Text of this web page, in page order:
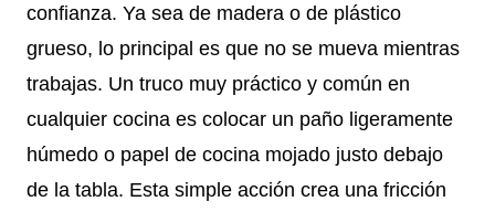
confianza. Ya sea de madera o de plástico
grueso, lo principal es que no se mueva mientras
trabajas. Un truco muy práctico y común en
cualquier cocina es colocar un paño ligeramente
húmedo o papel de cocina mojado justo debajo
de la tabla. Esta simple acción crea una fricción